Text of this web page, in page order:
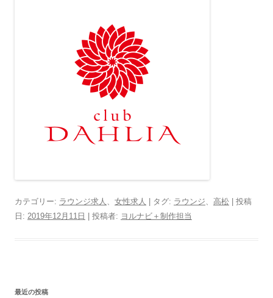
カテゴリー: ラウンジ求人 、 女性求人 | タグ: ラウンジ、 高松 | 投稿
日: 2019年12月11日 投稿者: ヨルナビ＋制作担当
最近の投稿